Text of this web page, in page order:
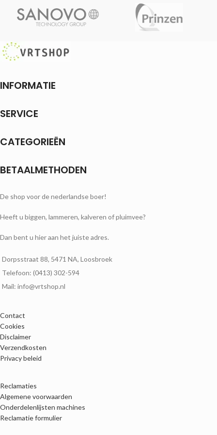
INFORMATIE
SERVICE
CATEGORIEËN
BETAALMETHODEN
De shop voor de nederlandse boer!
Heeft u biggen, lammeren, kalveren of pluimvee?
Dan bent u hier aan het juiste adres.
Dorpsstraat 88, 5471 NA, Loosbroek
Telefoon: (0413) 302-594
Mail: info@vrtshop.nl
Contact
Cookies
Disclaimer
Verzendkosten
Privacy beleid
Reclamaties
Algemene voorwaarden
Onderdelenlijsten machines
Reclamatie formulier